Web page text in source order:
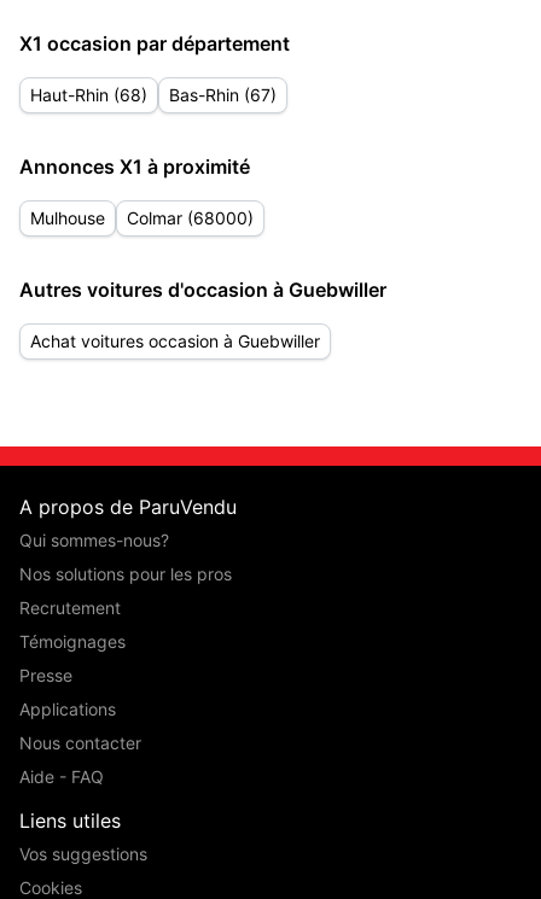
X1 occasion par département
Haut-Rhin (68) Bas-Rhin (67)
Annonces X1 à proximité
Mulhouse Colmar (68000)
Autres voitures d'occasion à Guebwiller
Achat voitures occasion à Guebwiller
A propos de ParuVendu
Qui sommes-nous?
Nos solutions pour les pros
Recrutement
Témoignages
Presse
Applications
Nous contacter
Aide - FAQ
Liens utiles
Vos suggestions
Cookies